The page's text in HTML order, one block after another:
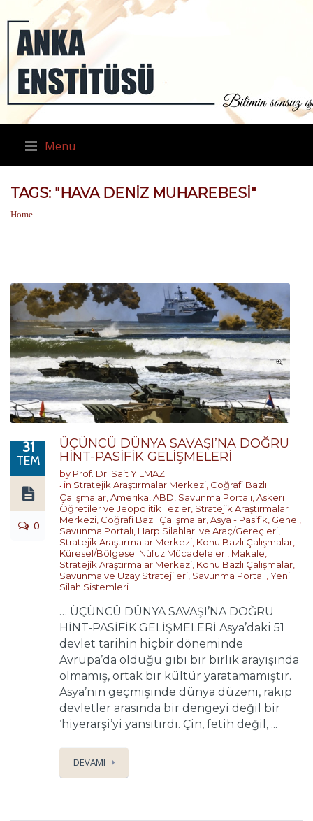
Menu
TAGS: "HAVA DENIZ MUHAREBESI"
Home
31
TEM
0
ÜÇÜNCÜ DÜNYA SAVAŞI’NA DOĞRU
HİNT-PASİFİK GELİŞMELERİ
by Prof. Dr. Sait YILMAZ
in Stratejik Araştırmalar Merkezi Coğrafi Bazlı
Çalışmalar Amerika ABD Savunma Portalı Askeri
Öğretiler ve Jeopolitik Tezler Stratejik Araştırmalar
Merkezi Coğrafi Bazlı Çalışmalar Asya - Pasifik Genel
Savunma Portalı Harp Silahları ve Araç/Gereçleri
Stratejik Araştırmalar Merkezi Konu Bazlı Çalışmalar
Küresel/Bölgesel Nüfuz Mücadeleleri Makale
Stratejik Araştırmalar Merkezi Konu Bazlı Çalışmalar
Savunma ve Uzay Stratejileri Savunma Portalı Yeni
Silah Sistemleri
… ÜÇÜNCÜ DÜNYA SAVAŞI’NA DOĞRU
HİNT-PASİFİK GELİŞMELERİ Asya’daki 51
devlet tarihin hiçbir döneminde
Avrupa’da olduğu gibi bir birlik arayışında
olmamış, ortak bir kültür yaratamamıştır.
Asya’nın geçmişinde dünya düzeni, rakip
devletler arasında bir dengeyi değil bir
‘hiyerarşi’yi yansıtırdı. Çin, fetih değil, ...
DEVAMI